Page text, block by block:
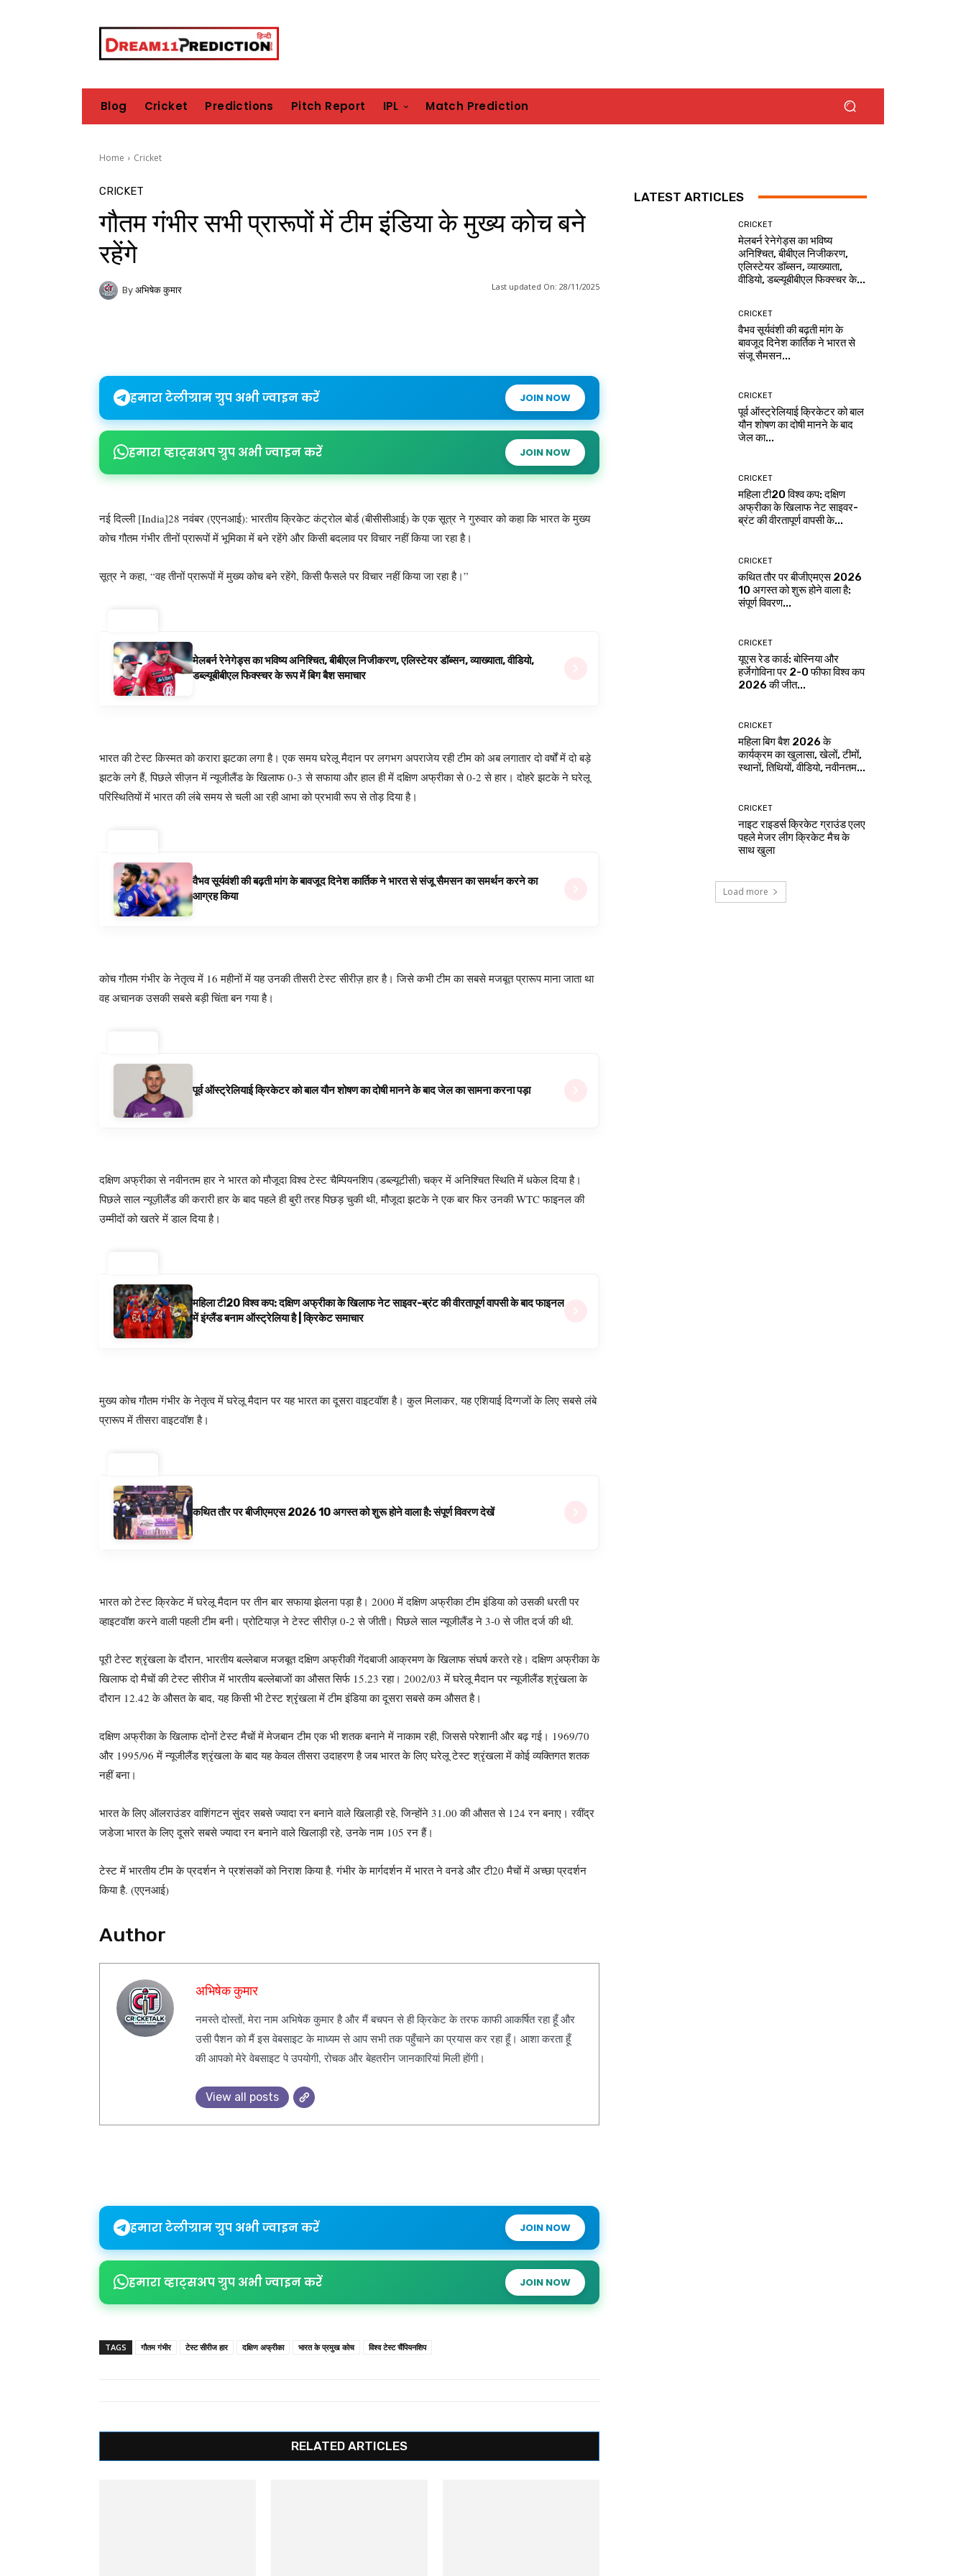
Blog Cricket Predictions Pitch Report IPL Match Prediction
Home Cricket
CRICKET
गौतम गंभीर सभी प्रारूपों में टीम इंडिया के मुख्य कोच बने
रहेंगे
By अभिषेक कुमार Last updated On: 28/11/2025
हमारा टेलीग्राम ग्रुप अभी ज्वाइन करें JOIN NOW
हमारा व्हाट्सअप ग्रुप अभी ज्वाइन करें JOIN NOW
नई दिल्ली [India]28 नवंबर (एएनआई): भारतीय क्रिकेट कंट्रोल बोर्ड (बीसीसीआई) के एक सूत्र ने गुरुवार को कहा कि भारत के मुख्य
कोच गौतम गंभीर तीनों प्रारूपों में भूमिका में बने रहेंगे और किसी बदलाव पर विचार नहीं किया जा रहा है।
सूत्र ने कहा, “वह तीनों प्रारूपों में मुख्य कोच बने रहेंगे, किसी फैसले पर विचार नहीं किया जा रहा है।”
मेलबर्न रेनेगेड्स का भविष्य अनिश्चित, बीबीएल निजीकरण, एलिस्टेयर डॉब्सन, व्याख्याता, वीडियो,
डब्ल्यूबीबीएल फिक्स्चर के रूप में बिग बैश समाचार
भारत की टेस्ट किस्मत को करारा झटका लगा है। एक समय घरेलू मैदान पर लगभग अपराजेय रही टीम को अब लगातार दो वर्षों में दो बड़े
झटके लगे हैं, पिछले सीज़न में न्यूजीलैंड के खिलाफ 0-3 से सफाया और हाल ही में दक्षिण अफ्रीका से 0-2 से हार। दोहरे झटके ने घरेलू
परिस्थितियों में भारत की लंबे समय से चली आ रही आभा को प्रभावी रूप से तोड़ दिया है।
वैभव सूर्यवंशी की बढ़ती मांग के बावजूद दिनेश कार्तिक ने भारत से संजू सैमसन का समर्थन करने का
आग्रह किया
कोच गौतम गंभीर के नेतृत्व में 16 महीनों में यह उनकी तीसरी टेस्ट सीरीज़ हार है। जिसे कभी टीम का सबसे मजबूत प्रारूप माना जाता था
वह अचानक उसकी सबसे बड़ी चिंता बन गया है।
पूर्व ऑस्ट्रेलियाई क्रिकेटर को बाल यौन शोषण का दोषी मानने के बाद जेल का सामना करना पड़ा
दक्षिण अफ्रीका से नवीनतम हार ने भारत को मौजूदा विश्व टेस्ट चैम्पियनशिप (डब्ल्यूटीसी) चक्र में अनिश्चित स्थिति में धकेल दिया है।
पिछले साल न्यूज़ीलैंड की करारी हार के बाद पहले ही बुरी तरह पिछड़ चुकी थी, मौजूदा झटके ने एक बार फिर उनकी WTC फाइनल की
उम्मीदों को खतरे में डाल दिया है।
महिला टी20 विश्व कप: दक्षिण अफ्रीका के खिलाफ नेट साइवर-ब्रंट की वीरतापूर्ण वापसी के बाद फाइनल
में इंग्लैंड बनाम ऑस्ट्रेलिया है | क्रिकेट समाचार
मुख्य कोच गौतम गंभीर के नेतृत्व में घरेलू मैदान पर यह भारत का दूसरा वाइटवॉश है। कुल मिलाकर, यह एशियाई दिग्गजों के लिए सबसे लंबे
प्रारूप में तीसरा वाइटवॉश है।
कथित तौर पर बीजीएमएस 2026 10 अगस्त को शुरू होने वाला है: संपूर्ण विवरण देखें
भारत को टेस्ट क्रिकेट में घरेलू मैदान पर तीन बार सफाया झेलना पड़ा है। 2000 में दक्षिण अफ्रीका टीम इंडिया को उसकी धरती पर
व्हाइटवॉश करने वाली पहली टीम बनी। प्रोटियाज़ ने टेस्ट सीरीज़ 0-2 से जीती। पिछले साल न्यूजीलैंड ने 3-0 से जीत दर्ज की थी.
पूरी टेस्ट श्रृंखला के दौरान, भारतीय बल्लेबाज मजबूत दक्षिण अफ्रीकी गेंदबाजी आक्रमण के खिलाफ संघर्ष करते रहे। दक्षिण अफ्रीका के
खिलाफ दो मैचों की टेस्ट सीरीज में भारतीय बल्लेबाजों का औसत सिर्फ 15.23 रहा। 2002/03 में घरेलू मैदान पर न्यूजीलैंड श्रृंखला के
दौरान 12.42 के औसत के बाद, यह किसी भी टेस्ट श्रृंखला में टीम इंडिया का दूसरा सबसे कम औसत है।
दक्षिण अफ्रीका के खिलाफ दोनों टेस्ट मैचों में मेजबान टीम एक भी शतक बनाने में नाकाम रही, जिससे परेशानी और बढ़ गई। 1969/70
और 1995/96 में न्यूजीलैंड श्रृंखला के बाद यह केवल तीसरा उदाहरण है जब भारत के लिए घरेलू टेस्ट श्रृंखला में कोई व्यक्तिगत शतक
नहीं बना।
भारत के लिए ऑलराउंडर वाशिंगटन सुंदर सबसे ज्यादा रन बनाने वाले खिलाड़ी रहे, जिन्होंने 31.00 की औसत से 124 रन बनाए। रवींद्र
जडेजा भारत के लिए दूसरे सबसे ज्यादा रन बनाने वाले खिलाड़ी रहे, उनके नाम 105 रन हैं।
टेस्ट में भारतीय टीम के प्रदर्शन ने प्रशंसकों को निराश किया है. गंभीर के मार्गदर्शन में भारत ने वनडे और टी20 मैचों में अच्छा प्रदर्शन
किया है. (एएनआई)
Author
अभिषेक कुमार
नमस्ते दोस्तों, मेरा नाम अभिषेक कुमार है और मैं बचपन से ही क्रिकेट के तरफ काफी आकर्षित रहा हूँ और
उसी पैशन को मैं इस वेबसाइट के माध्यम से आप सभी तक पहुँचाने का प्रयास कर रहा हूँ। आशा करता हूँ
की आपको मेरे वेबसाइट पे उपयोगी, रोचक और बेहतरीन जानकारियां मिली होंगी।
View all posts
हमारा टेलीग्राम ग्रुप अभी ज्वाइन करें JOIN NOW
हमारा व्हाट्सअप ग्रुप अभी ज्वाइन करें JOIN NOW
TAGS गौतम गंभीर टेस्ट सीरीज हार दक्षिण अफ्रीका भारत के प्रमुख कोच विश्व टेस्ट चैंपियनशिप
RELATED ARTICLES
LATEST ARTICLES
CRICKET
मेलबर्न रेनेगेड्स का भविष्य
अनिश्चित, बीबीएल निजीकरण,
एलिस्टेयर डॉब्सन, व्याख्याता,
वीडियो, डब्ल्यूबीबीएल फिक्स्चर के...
CRICKET
वैभव सूर्यवंशी की बढ़ती मांग के
बावजूद दिनेश कार्तिक ने भारत से
संजू सैमसन...
CRICKET
पूर्व ऑस्ट्रेलियाई क्रिकेटर को बाल
यौन शोषण का दोषी मानने के बाद
जेल का...
CRICKET
महिला टी20 विश्व कप: दक्षिण
अफ्रीका के खिलाफ नेट साइवर-
ब्रंट की वीरतापूर्ण वापसी के...
CRICKET
कथित तौर पर बीजीएमएस 2026
10 अगस्त को शुरू होने वाला है:
संपूर्ण विवरण...
CRICKET
यूएस रेड कार्ड: बोस्निया और
हर्जेगोविना पर 2-0 फीफा विश्व कप
2026 की जीत...
CRICKET
महिला बिग बैश 2026 के
कार्यक्रम का खुलासा, खेलों, टीमों,
स्थानों, तिथियों, वीडियो, नवीनतम...
CRICKET
नाइट राइडर्स क्रिकेट ग्राउंड एलए
पहले मेजर लीग क्रिकेट मैच के
साथ खुला
Load more